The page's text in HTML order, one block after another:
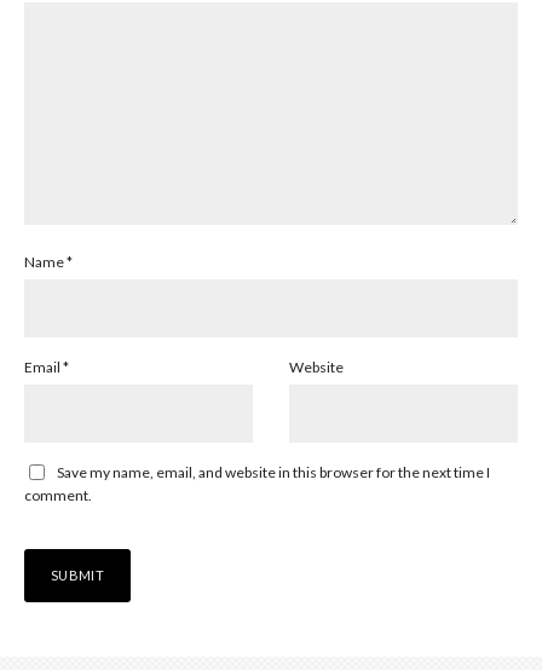
Name*
Email * Website
Save my name, email, and website in this browser for the next time I
comment.